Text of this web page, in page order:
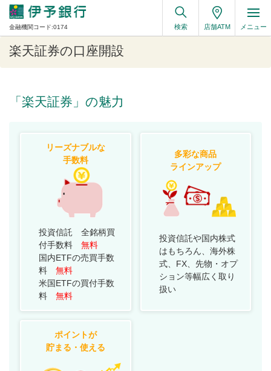
金融機関コード:0174 検索 店舗ATM メニュー
楽天証券の口座開設
「楽天証券」の魅力
リーズナブルな
手数料
投資信託 全銘柄買
付手数料 無料
国内ETFの売買手数
料 無料
米国ETFの買付手数
料 無料
多彩な商品
ラインアップ
投資信託や国内株式
はもちろん、海外株
式、FX、先物・オプ
ション等幅広く取り
扱い
ポイントが
貯まる・使える